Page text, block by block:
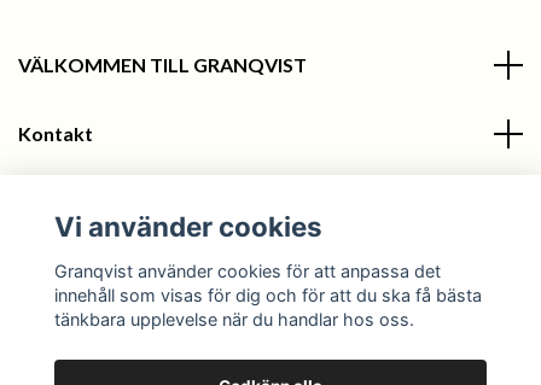
VÄLKOMMEN TILL GRANQVIST
Kontakt
Sociala medier
Vi använder cookies
Granqvist använder cookies för att anpassa det
innehåll som visas för dig och för att du ska få bästa
tänkbara upplevelse när du handlar hos oss.